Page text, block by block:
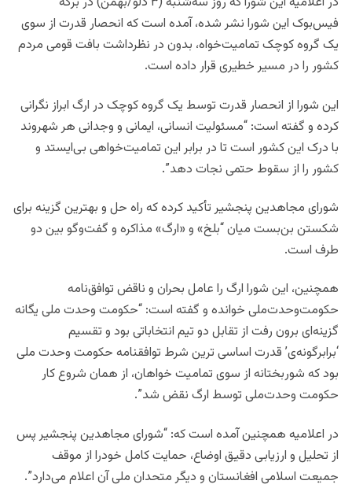
فیس‌بوک این شورا نشر شده، آمده است که انحصار قدرت از سوی
یک گروه کوچک تمامیت‌خواه، بدون در نظرداشت بافت قومی مردم
کشور را در مسیر خطیری قرار داده است.
این شورا از انحصار قدرت توسط یک گروه کوچک در ارگ ابراز نگرانی
کرده و گفته است: “مسئولیت انسانی، ایمانی و وجدانی هر شهروند
با درک این کشور است تا در برابر این تمامیت‌خواهی بی‌ایستد و
کشور را از سقوط حتمی نجات دهد”.
شورای مجاهدین پنجشیر تأکید کرده که راه حل و بهترین گزینه برای
شکستن بن‌بست میان “بلخ» و «ارگ» مذاکره و گفت‌وگو بین دو
طرف است.
همچنین، این شورا ارگ را عامل بحران و ناقض توافق‌نامه
حکومت‌وحدت‌ملی خوانده و گفته است: “حکومت وحدت ملی یگانه
گزینه‌ای برون رفت از تقابل دو تیم انتخاباتی بود و تقسیم
‘برابرگونه‌ی’ قدرت اساسی ترین شرط توافقنامه حکومت وحدت ملی
بود که شوربختانه از سوی تمامیت خواهان، از همان شروع کار
حکومت وحدت‌ملی توسط ارگ نقض شد”.
در اعلامیه همچنین آمده است که: “شورای مجاهدین پنجشیر پس
از تحلیل و ارزیابی دقیق اوضاع، حمایت کامل خودرا از موقف
جمیعت اسلامی افغانستان و دیگر متحدان ملی آن اعلام می‌دارد”.